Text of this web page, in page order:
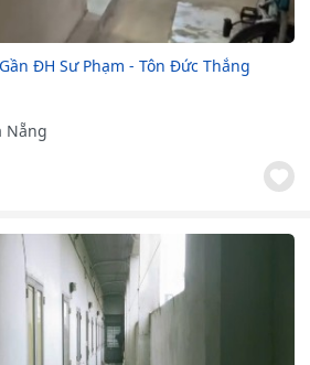
ĐH Sư Phạm - Tôn Đức Thắng
Nẵng